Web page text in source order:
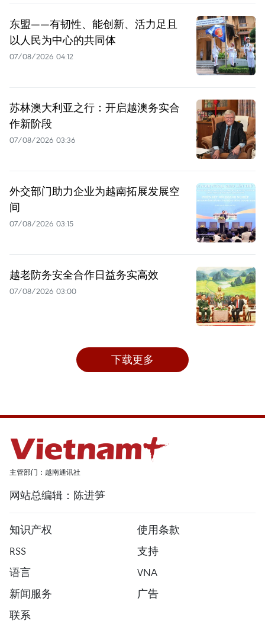
东盟——有韧性、能创新、活力足且
以人民为中心的共同体
07/08/2026 04:12
苏林澳大利亚之行：开启越澳务实合
作新阶段
07/08/2026 03:36
外交部门助力企业为越南拓展发展空
间
07/08/2026 03:15
越老防务安全合作日益务实高效
07/08/2026 03:00
下载更多
主管部门：越南通讯社
网站总编辑：陈进笋
知识产权
使用条款
RSS
支持
语言
VNA
新闻服务
广告
联系